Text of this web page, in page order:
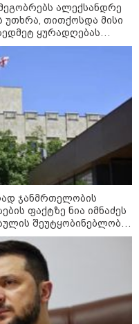
08-2026
მეტროში
სტუდენტის,
ტყემალაძის დედა
პასუხს აქვეყნებს -
გოგონას
მიზეზი?
08-2026
იმყოფებოდა
ბავშვი" - რამ
რუსთაველის
ავტომანქანის
“ჯივიპი”
ავრცელებს
08-2026
საქმის
ხელის გულზე
არაერთი წელი! ხომ არ
იქნებ იმიტომ
დაუკვეთეს?!" -
დედა
ავრცელებს
08-2026
ალექსანდრე
უთხრა, თითქოსდა მისი
ყურადღებას
გაბაშვილი
თავს დასხმოდა
ჯანმრთელობის
ფაქტზე ნია იმნაძეს
შეუტყობინებლობის
წარუდგინეს